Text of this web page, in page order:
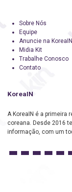
Sobre Nós
Equipe
Anuncie na KoreaIN
Midia Kit
Trabalhe Conosco
Contato
KoreaIN
A KoreaIN é a
coreana. Desde 2016
informação, com um